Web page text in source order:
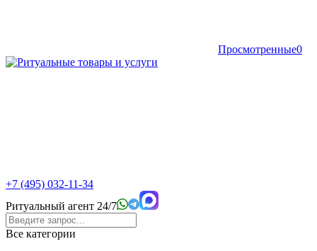
Просмотренные0
+7 (495) 032-11-34
Ритуальный агент 24/7
Все категории